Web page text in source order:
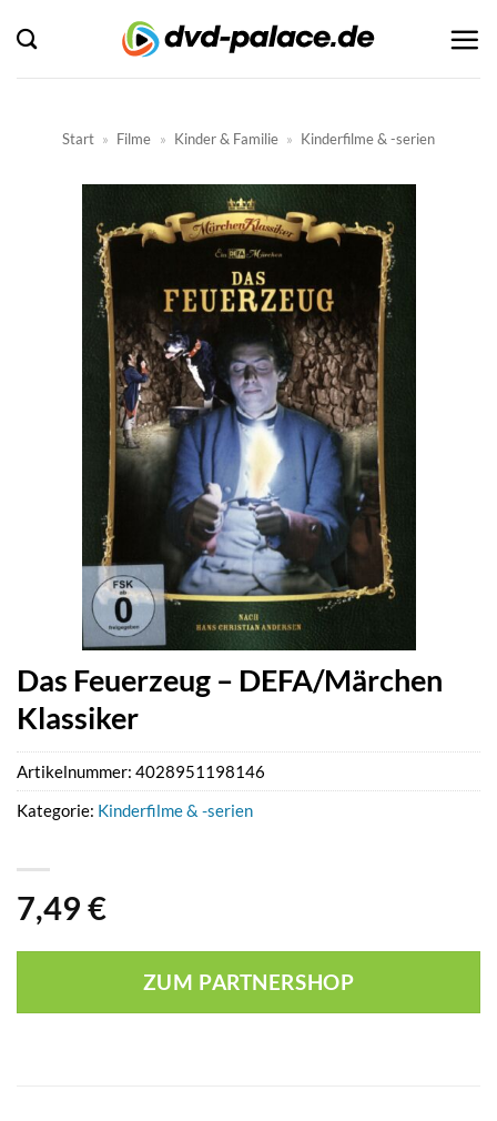
Inhalt
springen
Start » Filme » Kinder & Familie » Kinderfilme & -serien
Das Feuerzeug – DEFA/Märchen
Klassiker
7,49 €
ZUM PARTNERSHOP
Artikelnummer: 4028951198146
Kategorie: Kinderfilme & -serien